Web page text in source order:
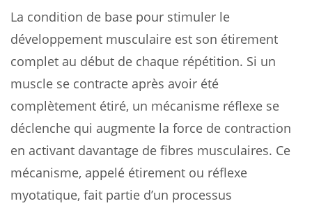
La condition de base pour stimuler le
développement musculaire est son étirement
complet au début de chaque répétition. Si un
muscle se contracte après avoir été
complètement étiré, un mécanisme réflexe se
déclenche qui augmente la force de contraction
en activant davantage de fibres musculaires. Ce
mécanisme, appelé étirement ou réflexe
myotatique, fait partie d’un processus